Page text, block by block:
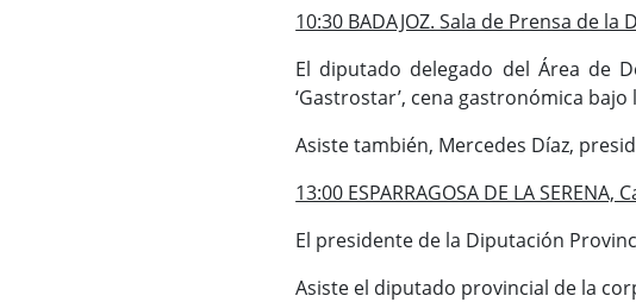
10:30 BADAJOZ. Sala de Prensa de
El diputado delegado del Área de
‘Gastrostar’, cena gastronómica bajo
Asiste también, Mercedes Díaz,
13:00 ESPARRAGOSA DE LA
El presidente de la Diputación
Asiste el diputado provincial de la